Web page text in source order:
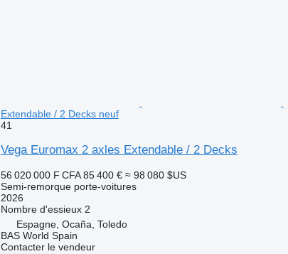
Extendable / 2 Decks neuf
41
Vega Euromax 2 axles Extendable / 2 Decks
56 020 000 F CFA 85 400 € ≈ 98 080 $US
Semi-remorque porte-voitures
2026
Nombre d'essieux 2
Espagne, Ocaña, Toledo
BAS World Spain
Contacter le vendeur